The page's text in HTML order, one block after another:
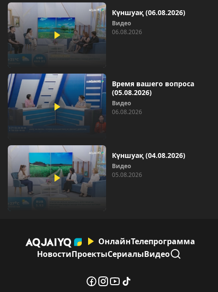
Күншуақ (06.08.2026)
Видео
06.08.2026
Время вашего вопроса
(05.08.2026)
Видео
06.08.2026
Күншуақ (04.08.2026)
Видео
05.08.2026
ОнлайнТелепрограмма
НовостиПроектыСериалыВидео